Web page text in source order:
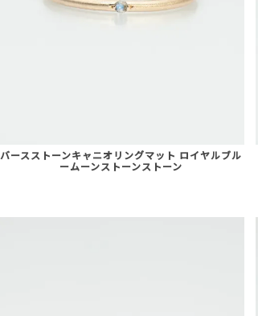
バースストーンキャニオリングマット ロイヤルブル
ームーンストーンストーン